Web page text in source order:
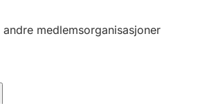
medlemsorganisasjoner